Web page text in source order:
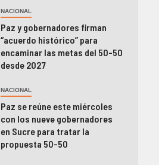
NACIONAL
Paz y gobernadores firman
“acuerdo histórico” para
encaminar las metas del 50-50
desde 2027
NACIONAL
Paz se reúne este miércoles
con los nueve gobernadores
en Sucre para tratar la
propuesta 50-50